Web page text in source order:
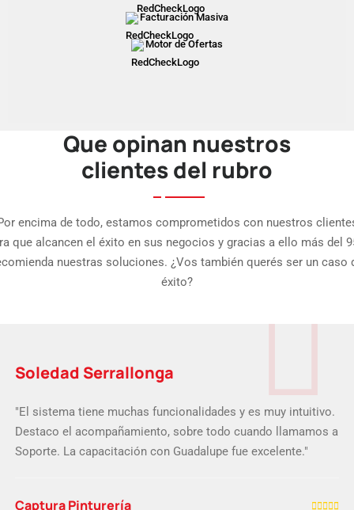
Facturación Masiva
Motor de Ofertas
Que opinan nuestros
clientes del rubro
encima de todo, estamos comprometidos con nuestros
que alcancen el éxito en sus negocios y gracias a ello más del
nuestras soluciones. ¿Vos también querés ser un caso
éxito?
Javier Carballo
"Valoro la eficiencia con la que te resuelven los problemas,
la flexibilidad que tiene el sistema para las distintas
necesidades de acuerdo a los rubros, y por la atención que